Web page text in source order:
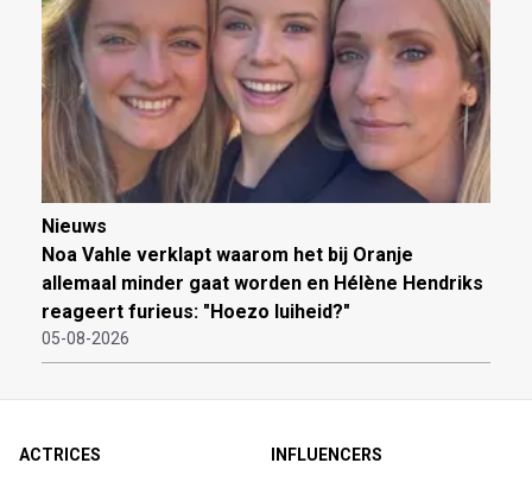
Nieuws
Noa Vahle verklapt waarom het bij Oranje
allemaal minder gaat worden en Hélène Hendriks
reageert furieus: "Hoezo luiheid?"
05-08-2026
ACTRICES
INFLUENCERS